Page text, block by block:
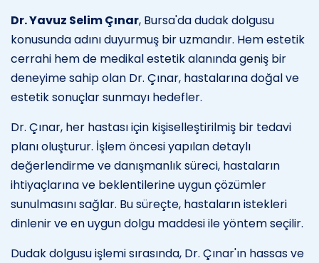
Dr. Yavuz Selim Çınar, Bursa'da dudak dolgusu
konusunda adını duyurmuş bir uzmandır. Hem estetik
cerrahi hem de medikal estetik alanında geniş bir
deneyime sahip olan Dr. Çınar, hastalarına doğal ve
estetik sonuçlar sunmayı hedefler.
Dr. Çınar, her hastası için kişiselleştirilmiş bir tedavi
planı oluşturur. İşlem öncesi yapılan detaylı
değerlendirme ve danışmanlık süreci, hastaların
ihtiyaçlarına ve beklentilerine uygun çözümler
sunulmasını sağlar. Bu süreçte, hastaların istekleri
dinlenir ve en uygun dolgu maddesi ile yöntem seçilir.
Dudak dolgusu işlemi sırasında, Dr. Çınar'ın hassas ve